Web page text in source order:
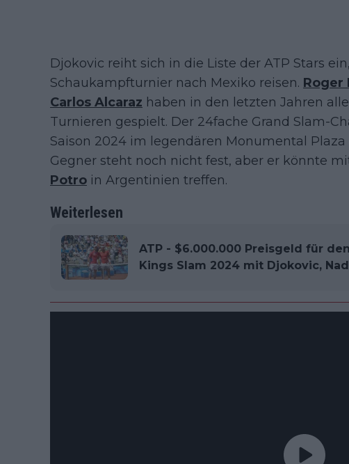
Djokovic reiht sich in die Liste der ATP Stars
Schaukampfturnier nach Mexiko reisen. Roger
Carlos Alcaraz haben in den letzten Jahren
Turnieren gespielt. Der 24fache Grand Slam-
Saison 2024 im legendären Monumental Plaza
Gegner steht noch nicht fest, aber er könnte
Potro in Argentinien treffen.
Weiterlesen
ATP - $6.000.000 Preisgeld für
Kings Slam 2024 mit Djokovic,